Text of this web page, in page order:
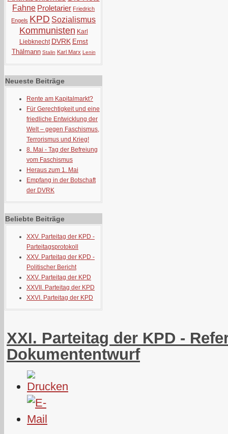
Fahne Proletarier Friedrich
Engels KPD Sozialismus
Kommunisten Karl
Liebknecht DVRK Ernst
Thälmann Stalin Karl Marx Lenin
Neueste Beiträge
Rente am Kapitalmarkt?
Für Gerechtigkeit und eine
friedliche Entwicklung der
Welt – gegen Faschismus,
Terrorismus und Krieg!
8. Mai - Tag der Befreiung
vom Faschismus
Heraus zum 1. Mai
Empfang in der Botschaft
der DVRK
Beliebte Beiträge
XXV. Parteitag der KPD -
Parteitagsprotokoll
XXV. Parteitag der KPD -
Politischer Bericht
XXV. Parteitag der KPD
XXVII. Parteitag der KPD
XXVI. Parteitag der KPD
XXI. Parteitag der KPD -
Dokumententwurf